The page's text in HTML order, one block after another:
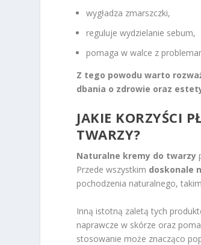
wygładza zmarszczki,
reguluje wydzielanie sebum,
pomaga w walce z
Z tego powodu warto
dbania o zdrowie oraz
JAKIE KORZYŚCI
TWARZY?
Naturalne kremy do twarzy
Przede wszystkim doskonale
pochodzenia naturalnego,
Inną istotną zaletą tych
naprawcze w skórze oraz
stosowanie może znacząco